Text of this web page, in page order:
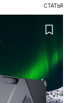
СТАТЬЯ